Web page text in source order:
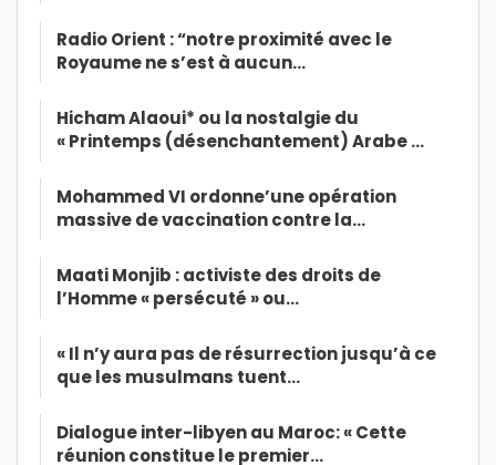
Radio Orient : “notre proximité avec le
Royaume ne s’est à aucun…
Hicham Alaoui* ou la nostalgie du
« Printemps (désenchantement) Arabe …
Mohammed VI ordonne’une opération
massive de vaccination contre la…
Maati Monjib : activiste des droits de
l’Homme « persécuté » ou…
« Il n’y aura pas de résurrection jusqu’à ce
que les musulmans tuent…
Dialogue inter-libyen au Maroc: « Cette
réunion constitue le premier…